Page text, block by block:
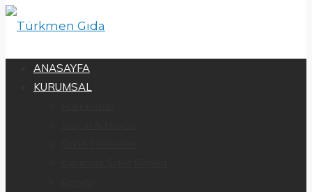
ANASAYFA
KURUMSAL